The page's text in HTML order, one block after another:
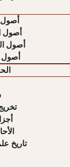
أصول
أصول
أصول
أصول
تاريخ